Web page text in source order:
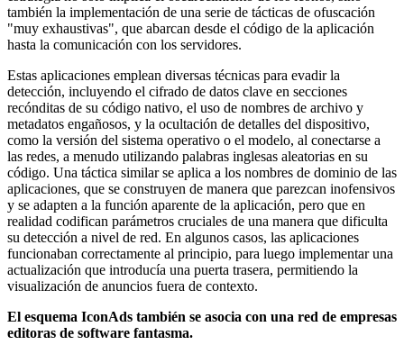
también la implementación de una serie de tácticas de ofuscación
"muy exhaustivas", que abarcan desde el código de la aplicación
hasta la comunicación con los servidores.
Estas aplicaciones emplean diversas técnicas para evadir la
detección, incluyendo el cifrado de datos clave en secciones
recónditas de su código nativo, el uso de nombres de archivo y
metadatos engañosos, y la ocultación de detalles del dispositivo,
como la versión del sistema operativo o el modelo, al conectarse a
las redes, a menudo utilizando palabras inglesas aleatorias en su
código. Una táctica similar se aplica a los nombres de dominio de las
aplicaciones, que se construyen de manera que parezcan inofensivos
y se adapten a la función aparente de la aplicación, pero que en
realidad codifican parámetros cruciales de una manera que dificulta
su detección a nivel de red. En algunos casos, las aplicaciones
funcionaban correctamente al principio, para luego implementar una
actualización que introducía una puerta trasera, permitiendo la
visualización de anuncios fuera de contexto.
El esquema IconAds también se asocia con una red de empresas
editoras de software fantasma.